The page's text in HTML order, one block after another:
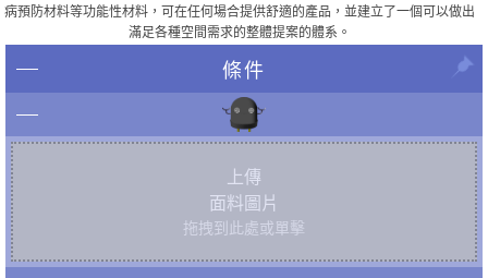
病預防材料等功能性材料，可在任何場合提供舒適的產品，並建立了一個可以做出
滿足各種空間需求的整體提案的體系。
條件
上傳
面料圖片
拖拽到此處或單擊